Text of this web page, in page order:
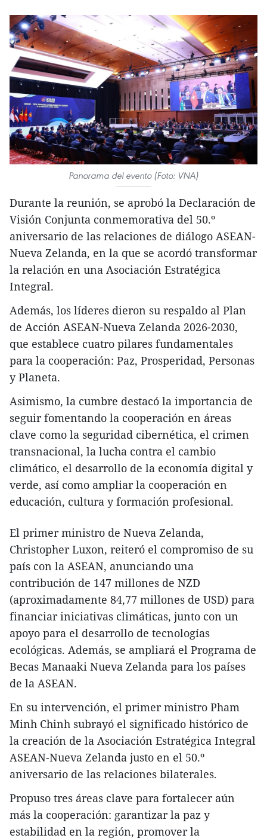
Panorama del evento (Foto: VNA)
Durante la reunión, se aprobó la Declaración de
Visión Conjunta conmemorativa del 50.º
aniversario de las relaciones de diálogo ASEAN-
Nueva Zelanda, en la que se acordó transformar
la relación en una Asociación Estratégica
Integral.
Además, los líderes dieron su respaldo al Plan
de Acción ASEAN-Nueva Zelanda 2026-2030,
que establece cuatro pilares fundamentales
para la cooperación: Paz, Prosperidad, Personas
y Planeta.
Asimismo, la cumbre destacó la importancia de
seguir fomentando la cooperación en áreas
clave como la seguridad cibernética, el crimen
transnacional, la lucha contra el cambio
climático, el desarrollo de la economía digital y
verde, así como ampliar la cooperación en
educación, cultura y formación profesional.
El primer ministro de Nueva Zelanda,
Christopher Luxon, reiteró el compromiso de su
país con la ASEAN, anunciando una
contribución de 147 millones de NZD
(aproximadamente 84,77 millones de USD) para
financiar iniciativas climáticas, junto con un
apoyo para el desarrollo de tecnologías
ecológicas. Además, se ampliará el Programa de
Becas Manaaki Nueva Zelanda para los países
de la ASEAN.
En su intervención, el primer ministro Pham
Minh Chinh subrayó el significado histórico de
la creación de la Asociación Estratégica Integral
ASEAN-Nueva Zelanda justo en el 50.º
aniversario de las relaciones bilaterales.
Propuso tres áreas clave para fortalecer aún
más la cooperación: garantizar la paz y
estabilidad en la región, promover la